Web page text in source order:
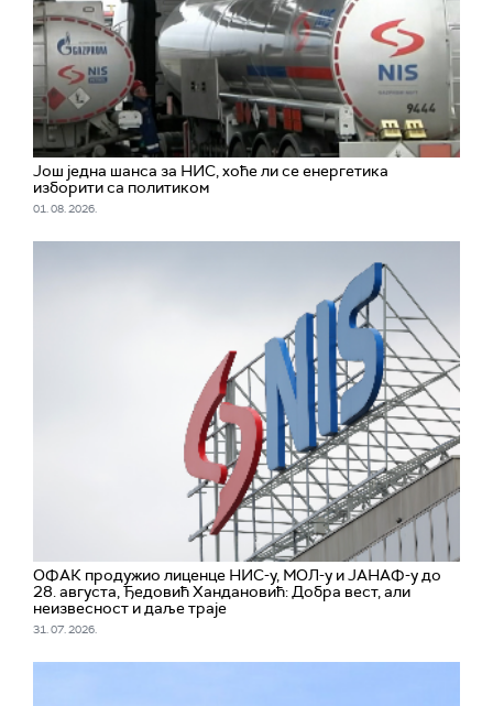
Још једна шанса за НИС, хоће ли се енергетика
изборити са политиком
01. 08. 2026.
ОФАК продужио лиценце НИС-у, МОЛ-у и ЈАНАФ-у до
28. августа, Ђедовић Хандановић: Добра вест, али
неизвесност и даље траје
31. 07. 2026.